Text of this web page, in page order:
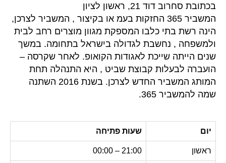
בכתובת סחרוב דוד 21, ראשון לציון
המשביר 365 החזקות בעמ או בקיצור , המשביר לצרכן,
הינה רשת בתי כלבו המספקת מגוון מוצרים רחב לבית
ולמשפחה , נחשבת לגדולה בישראל בתחומה. במשך
שנים הייתה שייכת לאגודות הקואופ. לאחר שקרסה –
הועברה לבעלות קבוצת שביט , היא התנהלה תחת
המותג המשביר החדש לצרכן. בשנת 2016 השתנה
שמה להמשביר 365.
יום שעות פתיחה
ראשון 21:00 – 00:00